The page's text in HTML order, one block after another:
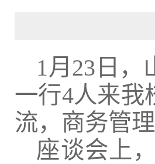
1月23日，
一行4人来我
流，商务管
座谈会上